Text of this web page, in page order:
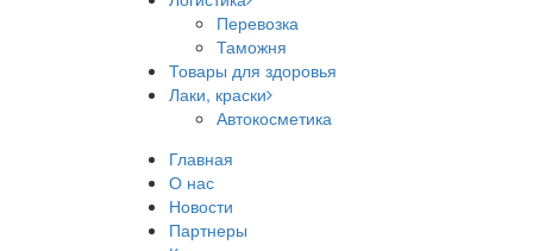
Перевозка
Таможня
Товары для здоровья
Лаки, краски
Автокосметика
Главная
О нас
Новости
Партнеры